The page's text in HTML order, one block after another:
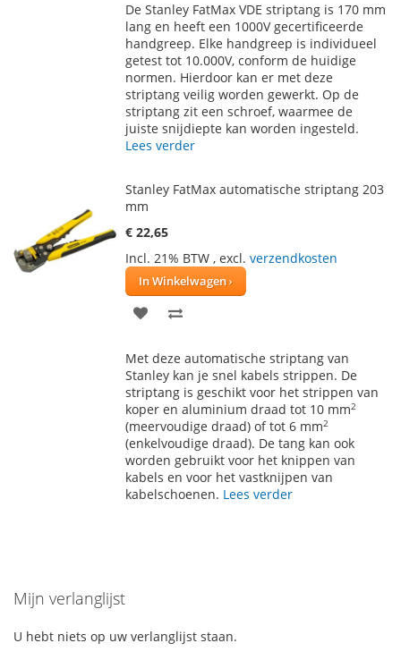
AAN
VERLANGLIJST
TE
VERGELIJKEN
De Stanley FatMax VDE striptang is 170 mm
lang en heeft een 1000V gecertificeerde
handgreep. Elke handgreep is individueel
getest tot 10.000V, conform de huidige
normen. Hierdoor kan er met deze
striptang veilig worden gewerkt. Op de
striptang zit een schroef, waarmee de
juiste snijdiepte kan worden ingesteld.
Lees verder
Stanley FatMax automatische striptang 203
mm
€ 22,65
Incl. 21% BTW , excl. verzendkosten
In Winkelwagen
VOEG
AAN
VERLANGLIJST
TE
VERGELIJKEN
Met deze automatische striptang van
Stanley kan je snel kabels strippen. De
striptang is geschikt voor het strippen van
koper en aluminium draad tot 10 mm2
(meervoudige draad) of tot 6 mm2
(enkelvoudige draad). De tang kan ook
worden gebruikt voor het knippen van
kabels en voor het vastknijpen van
kabelschoenen. Lees verder
Mijn verlanglijst
U hebt niets op uw verlanglijst staan.